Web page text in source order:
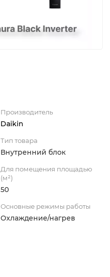
Производитель
Daikin
Тип товара
Внутренний блок
Для помещения площадью
(м²)
50
Основные режимы работы
Охлаждение/нагрев